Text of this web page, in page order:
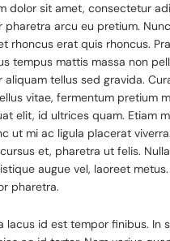
dolor sit amet, consectetur
pharetra arcu eu pretium.
rhoncus erat quis rhoncus.
tempus mattis massa non
aliquam tellus sed gravida.
vitae, fermentum pretium
elit, id ultrices quam. Etiam
ut mi ac ligula placerat
et, pharetra ut felis.
augue vel, laoreet
pharetra.
lacus id est tempor finibus. In